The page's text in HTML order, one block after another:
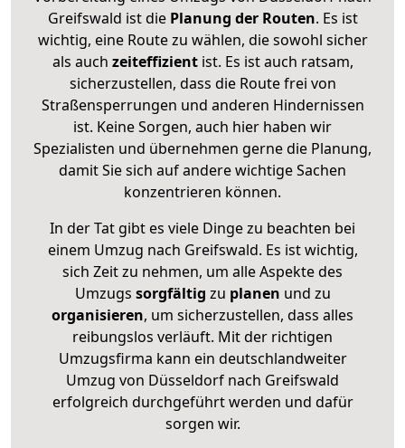
Greifswald ist diePlanung der Routen. Es ist
wichtig, eine Route zu wählen, die sowohl sicher
als auch zeiteffizientist. Es ist auch ratsam,
sicherzustellen, dass die Route frei von
Straßensperrungen und anderen Hindernissen
ist. Keine Sorgen, auch hier haben wir
Spezialisten und übernehmen gerne die Planung,
damit Sie sich auf andere wichtige Sachen
konzentrieren können.
In der Tat gibt es viele Dinge zu beachten bei
einem Umzug nach Greifswald. Es ist wichtig,
sich Zeit zu nehmen, um alle Aspekte des
Umzugs sorgfältig zu planen und zu
organisieren, um sicherzustellen, dass alles
reibungslos verläuft. Mit der richtigen
Umzugsfirma kann ein deutschlandweiter
Umzug von Düsseldorf nach Greifswald
erfolgreich durchgeführt werden und dafür
sorgen wir.